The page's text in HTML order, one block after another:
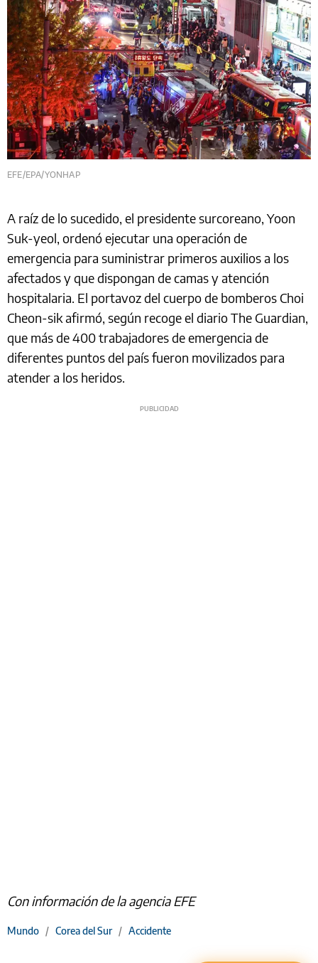
EFE/EPA/YONHAP
A raíz de lo sucedido, el presidente surcoreano, Yoon
Suk-yeol, ordenó ejecutar una operación de
emergencia para suministrar primeros auxilios a los
afectados y que dispongan de camas y atención
hospitalaria. El portavoz del cuerpo de bomberos Choi
Cheon-sik afirmó, según recoge el diario The Guardian,
que más de 400 trabajadores de emergencia de
diferentes puntos del país fueron movilizados para
atender a los heridos.
Con información de la agencia EFE
Mundo / Corea del Sur / Accidente